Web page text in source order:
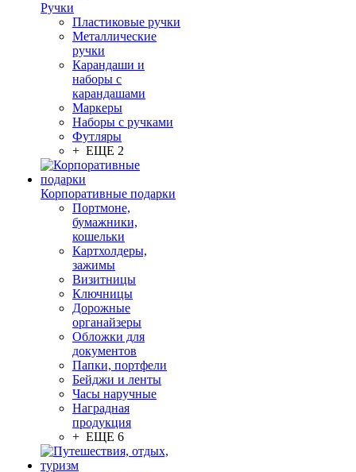
Ручки
Пластиковые ручки
Металлические
ручки
Карандаши и
наборы с
карандашами
Маркеры
Наборы с ручками
Футляры
+ ЕЩЕ 2
Корпоративные подарки
Портмоне,
бумажники,
кошельки
Картхолдеры,
зажимы
Визитницы
Ключницы
Дорожные
органайзеры
Обложки для
документов
Папки, портфели
Бейджи и ленты
Часы наручные
Наградная
продукция
+ ЕЩЕ 6